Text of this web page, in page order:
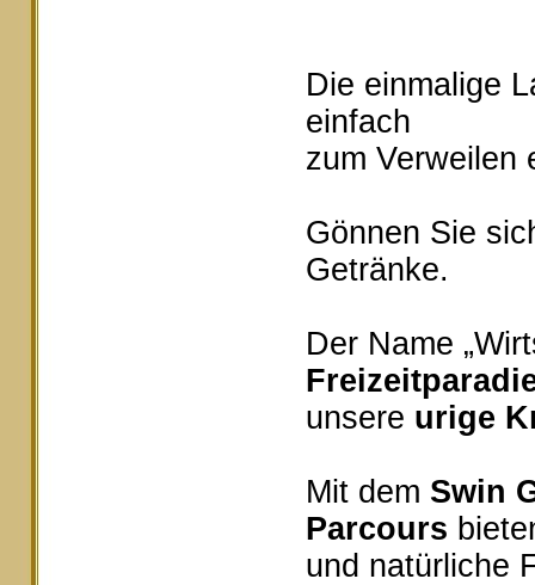
Die einmalige
einfach
zum Verweilen
Gönnen Sie
Getränke.
Der Name
unsere urige
Mit dem Swin
Parcours
und natürliche